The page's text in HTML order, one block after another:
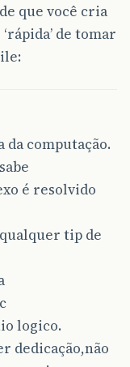
que você cria
de tomar
da computação.
é resolvido
tip de
logico.
dedicação,não